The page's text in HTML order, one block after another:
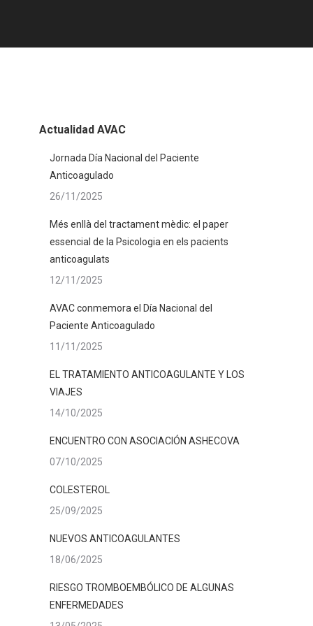
Actualidad AVAC
Jornada Día Nacional del Paciente
Anticoagulado
26/11/2025
Més enllà del tractament mèdic: el paper
essencial de la Psicologia en els pacients
anticoagulats
12/11/2025
AVAC conmemora el Día Nacional del
Paciente Anticoagulado
11/11/2025
EL TRATAMIENTO ANTICOAGULANTE Y LOS
VIAJES
14/10/2025
ENCUENTRO CON ASOCIACIÓN ASHECOVA
07/10/2025
COLESTEROL
25/09/2025
NUEVOS ANTICOAGULANTES
18/06/2025
RIESGO TROMBOEMBÓLICO DE ALGUNAS
ENFERMEDADES